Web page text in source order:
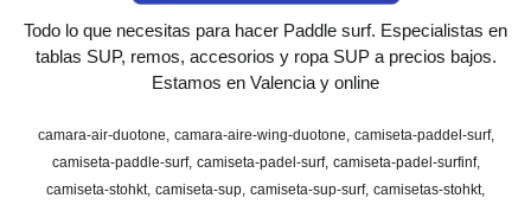
Todo lo que necesitas para hacer Paddle surf. Especialistas en
tablas SUP, remos, accesorios y ropa SUP a precios bajos.
Estamos en Valencia y online
camara-air-duotone camara-aire-wing-duotone camiseta-paddel-surf
camiseta-paddle-surf camiseta-padel-surf camiseta-padel-surfinf
camiseta-stohkt camiseta-sup camiseta-sup-surf camisetas-stohkt